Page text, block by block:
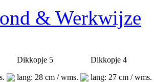
& Werkwijze
Dikkopje 5
lang: 28 cm / wms.
Dikkopje 4
lang: 27 cm / wms.